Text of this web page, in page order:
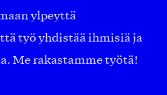
ylpeyttä
työ yhdistää ihmisiä ja
Me rakastamme työtä!